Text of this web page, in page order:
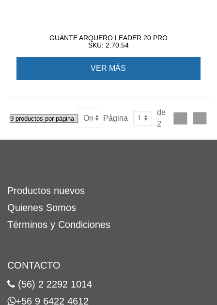
GUANTE ARQUERO LEADER 20 PRO
SKU: 2.70.54
VER MÁS
Página
de
2
Productos nuevos
Quienes Somos
Términos y Condiciones
CONTACTO
(56) 2 2292 1014
+56 9 6422 4612